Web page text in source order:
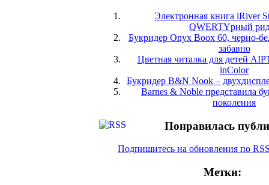
Электронная книга iRiver
QWERTYрный
Букридер Onyx Boox 60, черно-
забавно
Цветная читалка для детей
inColor
Букридер B&N Nook –
Barnes & Noble представила
поколения
Понравилась
Подпишитесь на обновления по
Метки: